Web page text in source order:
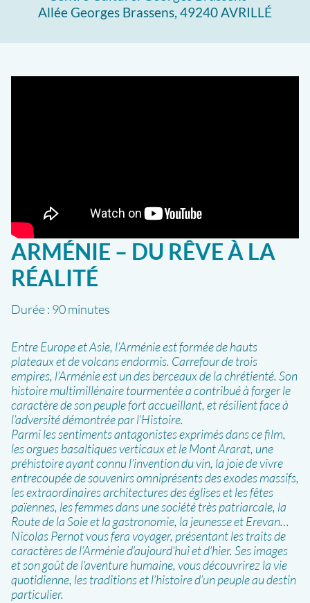
Allée Georges Brassens, 49240 AVRILLÉ
ARMÉNIE – DU RÊVE À LA
RÉALITÉ
Durée : 90 minutes
Entre Europe et Asie, l’Arménie est formée de hauts
plateaux et de volcans endormis. Carrefour de trois
empires, l’Arménie est un des berceaux de la chrétienté. Son
histoire multimillénaire tourmentée a contribué à forger le
caractère de son peuple fort accueillant, et résilient face à
l’adversité démontrée par l’Histoire.
Parmi les sentiments antagonistes exprimés dans ce film,
les orgues basaltiques verticaux et le Mont Ararat, une
préhistoire ayant connu l’invention du vin, la joie de vivre
entrecoupée de souvenirs omniprésents des exodes massifs,
les extraordinaires architectures des églises et les fêtes
païennes, les femmes dans une société très patriarcale, la
Route de la Soie et la gastronomie, la jeunesse et Erevan…
Nicolas Pernot vous fera voyager, présentant les traits de
caractères de l’Arménie d’aujourd’hui et d’hier. Ses images
et son goût de l’aventure humaine, vous découvrirez la vie
quotidienne, les traditions et l’histoire d’un peuple au destin
particulier.